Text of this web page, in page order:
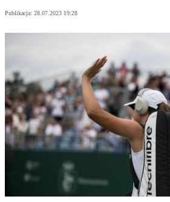
Publikacja: 28.07.2023 19:28